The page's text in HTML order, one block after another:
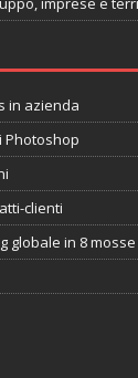
in azienda
Photoshop
clienti
globale in 8 mosse